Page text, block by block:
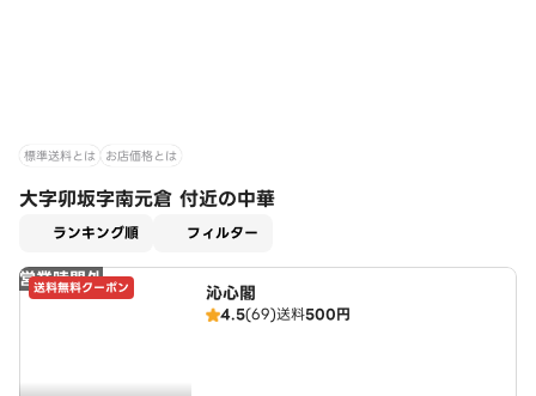
標準送料とは お店価格とは
大字卯坂字南元倉 付近の中華
ランキング順 フィルター
営業時間外
送料無料クーポン 沁心閣
4.5(69)送料500円